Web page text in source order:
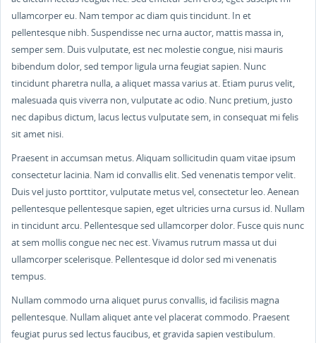
ullamcorper eu. Nam tempor ac diam quis tincidunt. In et
pellentesque nibh. Suspendisse nec urna auctor, mattis massa in,
semper sem. Duis vulputate, est nec molestie congue, nisi mauris
bibendum dolor, sed tempor ligula urna feugiat sapien. Nunc
tincidunt pharetra nulla, a aliquet massa varius at. Etiam purus velit,
malesuada quis viverra non, vulputate ac odio. Nunc pretium, justo
nec dapibus dictum, lacus lectus vulputate sem, in consequat mi felis
sit amet nisi.
Praesent in accumsan metus. Aliquam sollicitudin quam vitae ipsum
consectetur lacinia. Nam id convallis elit. Sed venenatis tempor velit.
Duis vel justo porttitor, vulputate metus vel, consectetur leo. Aenean
pellentesque pellentesque sapien, eget ultricies urna cursus id. Nullam
in tincidunt arcu. Pellentesque sed ullamcorper dolor. Fusce quis nunc
at sem mollis congue nec nec est. Vivamus rutrum massa ut dui
ullamcorper scelerisque. Pellentesque id dolor sed mi venenatis
tempus.
Nullam commodo urna aliquet purus convallis, id facilisis magna
pellentesque. Nullam aliquet ante vel placerat commodo. Praesent
feugiat purus sed lectus faucibus, et gravida sapien vestibulum.